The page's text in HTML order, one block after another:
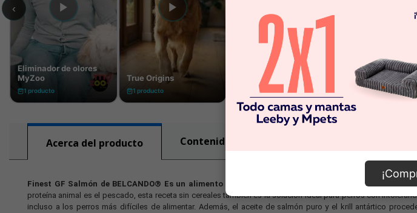
Acerca del producto Contenido nutricional
Finest GF Salmón de BELCANDO® Es un alimento para perros adultos de razas pequeñas y
proteína animal es el pescado, esta receta sin cereales también es la solución ideal para perros con
incluso a los perros más difíciles de alimentar. Además, el aceite de salmón puro y el krill antártico